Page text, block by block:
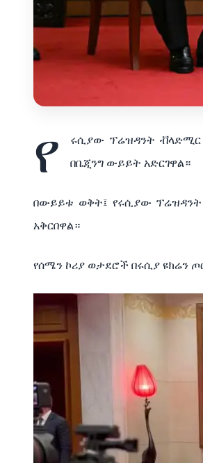
የ
ሩሲያው ፕሬዝዳንት
በቤጂንግ ውይይት አድርገዋል።
በውይይቱ ወቅት፤ የሩሲያው
አቅርበዋል።
የሰሜን ኮሪያ ወታደሮች በሩሲያ ዩክሬን